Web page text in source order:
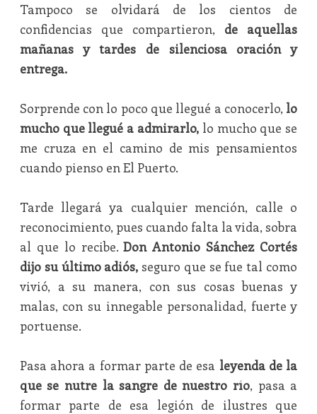
Tampoco se olvidará de los cientos de
confidencias que compartieron, de aquellas
mañanas y tardes de silenciosa oración y
entrega.
Sorprende con lo poco que llegué a conocerlo, lo
mucho que llegué a admirarlo, lo mucho que se
me cruza en el camino de mis pensamientos
cuando pienso en El Puerto.
Tarde llegará ya cualquier mención, calle o
reconocimiento, pues cuando falta la vida, sobra
al que lo recibe.Don Antonio Sánchez Cortés
dijo su último adiós, seguro que se fue tal como
vivió, a su manera, con sus cosas buenas y
malas, con su innegable personalidad, fuerte y
portuense.
Pasa ahora a formar parte de esa leyenda de la
que se nutre la sangre de nuestro río, pasa a
formar parte de esa legión de ilustres que